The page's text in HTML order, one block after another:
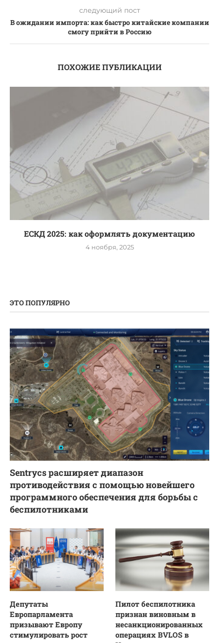
следующий пост
В ожидании импорта: как быстро китайские компании
смогу прийти в Россию
ПОХОЖИЕ ПУБЛИКАЦИИ
ЕСКД 2025: как оформлять документацию
4 ноября, 2025
ЭТО ПОПУЛЯРНО
Sentrycs расширяет диапазон
противодействия с помощью новейшего
программного обеспечения для борьбы с
беспилотниками
Депутаты
Европарламента
призывают Европу
стимулировать рост
Пилот беспилотника
признан виновным в
несанкционированных
операциях BVLOS в